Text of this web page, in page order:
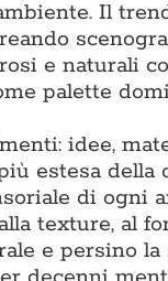
Il
e naturali
palette
idee,
estesa della
di ogni
texture, al
e persino